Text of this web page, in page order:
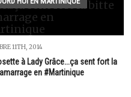
11TH, 2014
à Lady Grâce...ça sent fort la
en #Martinique